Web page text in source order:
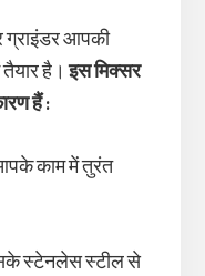
ग्राइंडर आपकी
तैयार है।इस मिक्सर
हैं :
आपके काम में तुरंत
स्टेनलेस स्टील से